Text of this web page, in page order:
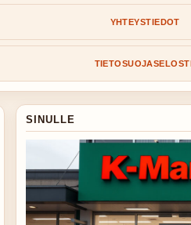
YHTEYSTIEDOT
SINULLE